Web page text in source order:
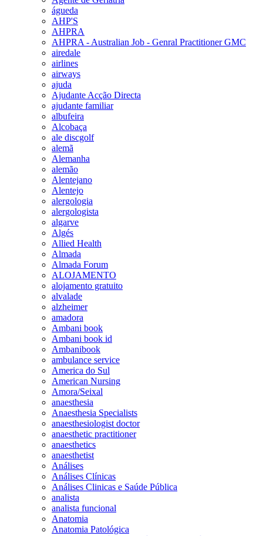
águeda
AHP'S
AHPRA
AHPRA - Australian Job - Genral Practitioner GMC
airedale
airlines
airways
ajuda
Ajudante Acção Directa
ajudante familiar
albufeira
Alcobaça
ale discgolf
alemã
Alemanha
alemão
Alentejano
Alentejo
alergologia
alergologista
algarve
Algés
Allied Health
Almada
Almada Forum
ALOJAMENTO
alojamento gratuito
alvalade
alzheimer
amadora
Ambani book
Ambani book id
Ambanibook
ambulance service
America do Sul
American Nursing
Amora/Seixal
anaesthesia
Anaesthesia Specialists
anaesthesiologist doctor
anaesthetic practitioner
anaesthetics
anaesthetist
Análises
Análises Clínicas
Análises Clinicas e Saúde Pública
analista
analista funcional
Anatomia
Anatomia Patológica